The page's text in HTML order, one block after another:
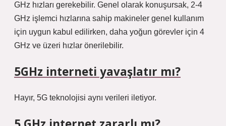
GHz hızları gerekebilir. Genel olarak konuşursak, 2-4
GHz işlemci hızlarına sahip makineler genel kullanım
için uygun kabul edilirken, daha yoğun görevler için 4
GHz ve üzeri hızlar önerilebilir.
5GHz interneti yavaşlatır mı?
Hayır, 5G teknolojisi aynı verileri iletiyor.